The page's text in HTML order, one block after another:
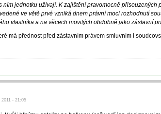
ním jednotku užívají. K zajištění pravomocně přisouzených
ve větě prvé vzniká dnem právní moci rozhodnutí
vlastníka a na věcech movitých obdobně jako zástavní
má přednost před zástavním právem smluvním i
- 21:05